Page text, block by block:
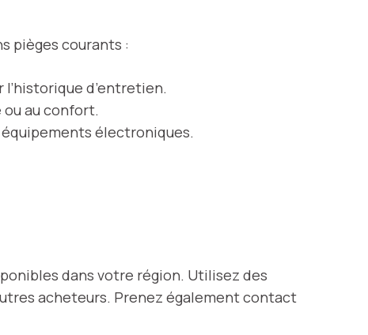
pièges courants :
d’entretien.
ou au confort.
électroniques.
dans votre région. Utilisez des
acheteurs. Prenez également contact